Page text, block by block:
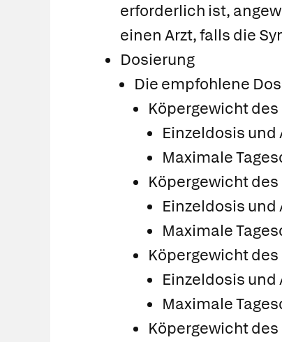
erforderlich ist,
einen Arzt, falls die
Dosierung
Die empfohlene
Köpergewicht des
Einzeldosis und
Maximale
Köpergewicht des
Einzeldosis und
Maximale
Köpergewicht des
Einzeldosis und
Maximale
Köpergewicht des